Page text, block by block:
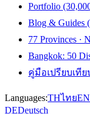
Portfolio
Blog & Guides
77 Provinces ·
Bangkok: 50
คู่มือเปรียบเที
Languages:THไทยEN
DEDeutsch